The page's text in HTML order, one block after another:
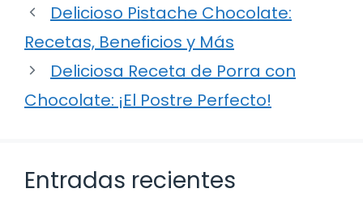
Delicioso Pistache Chocolate:
Recetas, Beneficios y Más
Deliciosa Receta de Porra con
Chocolate: ¡El Postre Perfecto!
Entradas recientes